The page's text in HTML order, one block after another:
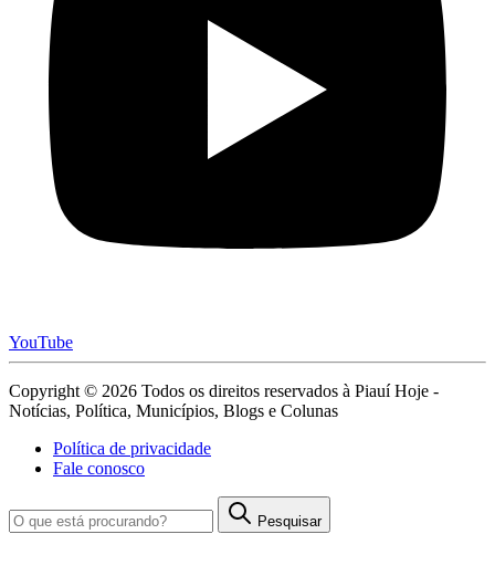
YouTube
Copyright © 2026 Todos os direitos reservados à Piauí Hoje -
Notícias, Política, Municípios, Blogs e Colunas
Política de privacidade
Fale conosco
Pesquisar